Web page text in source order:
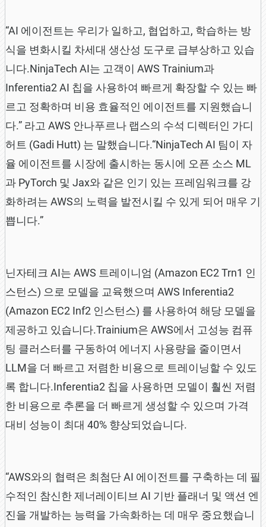
“AI 에이전트는 우리가 일하고, 협업하고, 학습하는 방
식을 변화시킬 차세대 생산성 도구로 급부상하고 있습
니다.NinjaTech AI는 고객이 AWS Trainium과
Inferentia2 AI 칩을 사용하여 빠르게 확장할 수 있는 빠
르고 정확하며 비용 효율적인 에이전트를 지원했습니
다.” 라고 AWS 안나푸르나 랩스의 수석 디렉터인 가디
허트 (Gadi Hutt) 는 말했습니다.“NinjaTech AI 팀이 자
율 에이전트를 시장에 출시하는 동시에 오픈 소스 ML
과 PyTorch 및 Jax와 같은 인기 있는 프레임워크를 강
화하려는 AWS의 노력을 발전시킬 수 있게 되어 매우 기
쁩니다.”
닌자테크 AI는 AWS 트레이니엄 (Amazon EC2 Trn1 인
스턴스) 으로 모델을 교육했으며 AWS Inferentia2
(Amazon EC2 Inf2 인스턴스) 를 사용하여 해당 모델을
제공하고 있습니다.Trainium은 AWS에서 고성능 컴퓨
팅 클러스터를 구동하여 에너지 사용량을 줄이면서
LLM을 더 빠르고 저렴한 비용으로 트레이닝할 수 있도
록 합니다.Inferentia2 칩을 사용하면 모델이 훨씬 저렴
한 비용으로 추론을 더 빠르게 생성할 수 있으며 가격
대비 성능이 최대 40% 향상되었습니다.
“AWS와의 협력은 최첨단 AI 에이전트를 구축하는 데 필
수적인 참신한 제너레이티브 AI 기반 플래너 및 액션 엔
진을 개발하는 능력을 가속화하는 데 매우 중요했습니